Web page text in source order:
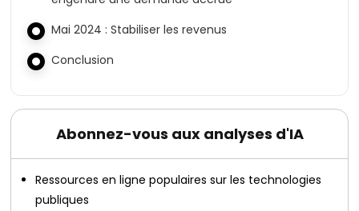
Mai 2024 : Stabiliser les revenus
Conclusion
Abonnez-vous aux analyses d'IA
Ressources en ligne populaires sur les technologies
publiques